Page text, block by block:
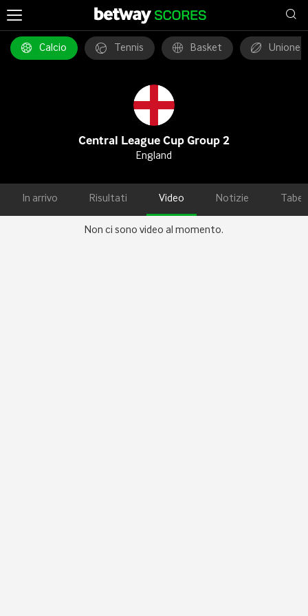
Calcio Tennis Basket Unione
Central League Cup Group 2
England
In arrivo Risultati Video Notizie
Non ci sono video al momento.